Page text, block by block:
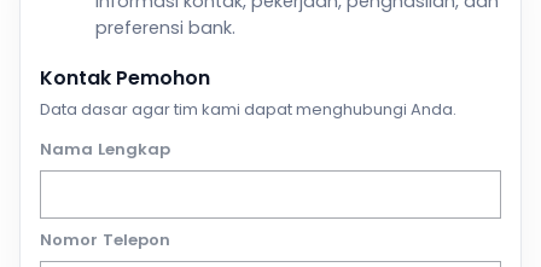
preferensi bank.
Kontak Pemohon
Data dasar agar tim kami dapat menghubungi Anda.
Nama Lengkap
Nomor Telepon